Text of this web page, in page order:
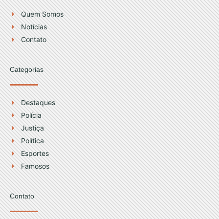
r
a
m
e
Quem Somos
Notícias
Contato
Categorias
Destaques
Polícia
Justiça
Política
Esportes
Famosos
Contato